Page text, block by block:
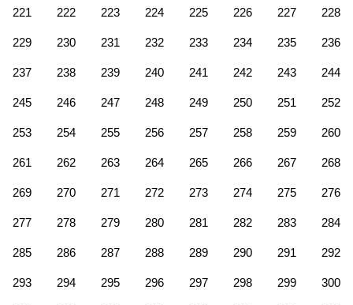
221 222 223 224 225 226 227 228
229 230 231 232 233 234 235 236
237 238 239 240 241 242 243 244
245 246 247 248 249 250 251 252
253 254 255 256 257 258 259 260
261 262 263 264 265 266 267 268
269 270 271 272 273 274 275 276
277 278 279 280 281 282 283 284
285 286 287 288 289 290 291 292
293 294 295 296 297 298 299 300